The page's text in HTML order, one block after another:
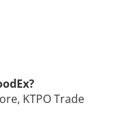
KTPO Trade